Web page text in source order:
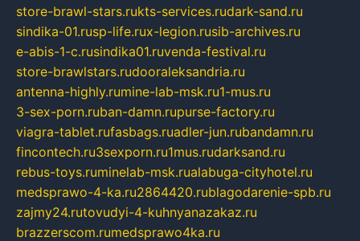
store-brawl-stars.rukts-services.rudark-sand.ru
sindika-01.rusp-life.rux-legion.rusib-archives.ru
e-abis-1-c.rusindika01.ruvenda-festival.ru
store-brawlstars.rudooraleksandria.ru
antenna-highly.rumine-lab-msk.ru1-mus.ru
3-sex-porn.ruban-damn.rupurse-factory.ru
viagra-tablet.rufasbags.ruadler-jun.rubandamn.ru
fincontech.ru3sexporn.ru1mus.rudarksand.ru
rebus-toys.ruminelab-msk.rualabuga-cityhotel.ru
medsprawo-4-ka.ru2864420.rublagodarenie-spb.ru
zajmy24.rutovudyi-4-kuhnyanazakaz.ru
brazzerscom.rumedsprawo4ka.ru